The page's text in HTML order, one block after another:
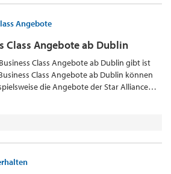
Class Angebote ab Dublin
Class Angebote ab Dublin gibt ist
Class Angebote ab Dublin können
die Angebote der Star Alliance…